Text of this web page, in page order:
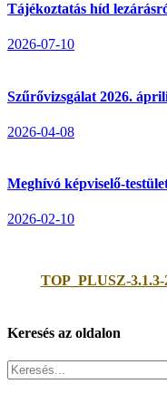
Tájékoztatás híd
2026-07-10
Szűrővizsgálat 2026.
2026-04-08
Meghívó képviselő-
2026-02-10
TOP_PLUSZ-3.1.3-
Keresés az oldalon
Search
for: